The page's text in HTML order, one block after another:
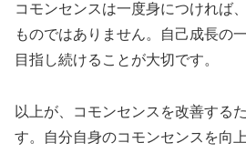
コモンセンスは一度身につければ
ものではありません。自己成長の
目指し続けることが大切です。
以上が、コモンセンスを改善する
す。自分自身のコモンセンスを向